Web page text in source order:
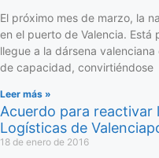
El próximo mes de marzo, la
en el puerto de Valencia.
llegue a la dársena valenciana
de capacidad, convirtiéndose
Leer más »
Acuerdo para reactivar
Logísticas de
18 de enero de 2016